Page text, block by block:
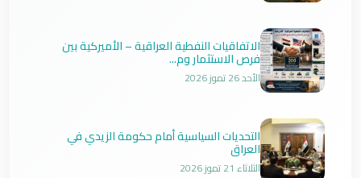
الاتفاقيات النفطية العراقية – الأميركية بين
فرص الاستثمار وم...
الأحد 26 تموز 2026
التحديات السياسية أمام حكومة الزيدي في
العراق
الثلاثاء 21 تموز 2026